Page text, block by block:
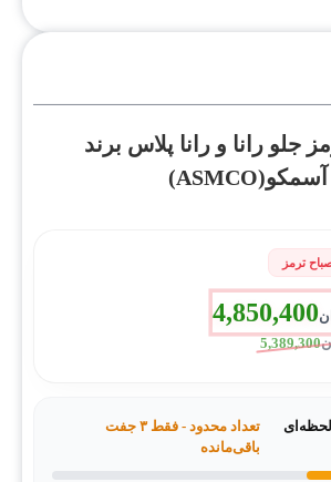
جلو رانا و رانا پلاس برند
آسمکو(ASMCO)
5,389,300
4,850,400
تعداد محدود - فقط ۳ جفت
باقی‌مانده